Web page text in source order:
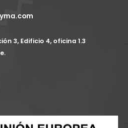
3, Edificio 4, oficina 1.3